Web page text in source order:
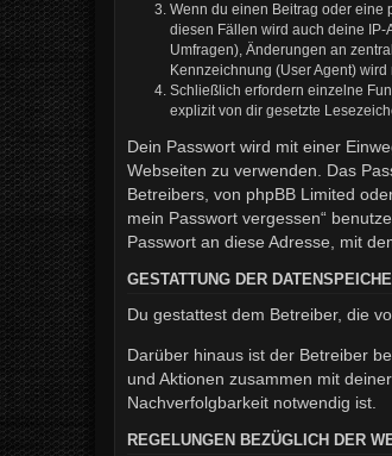
Wenn du einen Beitrag oder eine
diesen Fällen wird auch deine
Umfragen), Änderungen an
Kennzeichnung (User Agent)
Schließlich erfordern einzelne
explizit von dir gesetzte
Dein Passwort wird mit einer
Webseiten zu verwenden. Das
Betreibers, von phpBB Limited
mein Passwort vergessen“
Passwort an diese Adresse, mit
GESTATTUNG DER
Du gestattest dem Betreiber, die
Darüber hinaus ist der Betreiber
und Aktionen zusammen mit
Nachverfolgbarkeit notwendig ist.
REGELUNGEN BEZÜGLICH DER